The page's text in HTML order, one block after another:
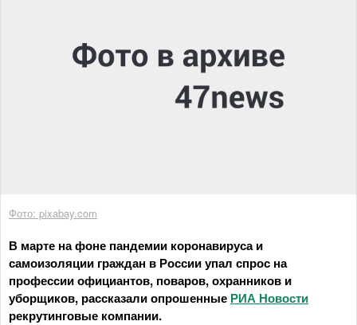
Фото: pixabay.com
В марте на фоне пандемии коронавируса и
самоизоляции граждан в России упал спрос на
профессии официантов, поваров, охранников и
уборщиков, рассказали опрошенные РИА Новости
рекрутинговые компании.